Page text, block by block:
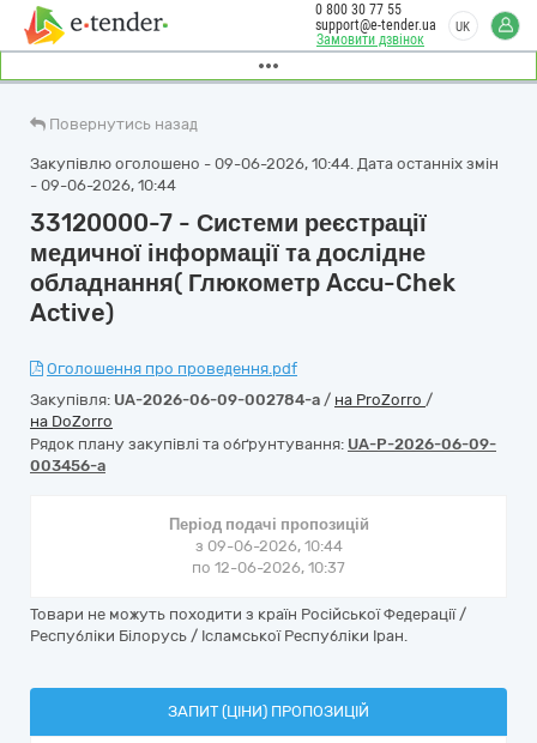
Замовити дзвінок
0 800 30 77 55
support@e-tender.ua
UK
Повернутись назад
Закупівлю оголошено - 09-06-2026, 10:44. Дата останніх змін
- 09-06-2026, 10:44
33120000-7 - Системи реєстрації
медичної інформації та дослідне
обладнання( Глюкометр Accu-Chek
Active)
Оголошення про проведення.pdf
Закупівля: UA-2026-06-09-002784-a / на ProZorro /
на DoZorro
Рядок плану закупівлі та обґрунтування: UA-P-2026-06-09-
003456-a
Період подачі пропозицій
з 09-06-2026, 10:44
по 12-06-2026, 10:37
Товари не можуть походити з країн Російської Федерації /
Республіки Білорусь / Ісламської Республіки Іран.
ЗАПИТ (ЦІНИ) ПРОПОЗИЦІЙ